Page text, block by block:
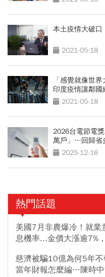
本土疫情大破口
2021-05-18
「感覺就像世
印度疫情讓鄰國
2021-05-18
2026台電節電
萬戶」…回歸省
2025-12-16
熱門話題
美國7月非農爆冷！就
息機率...金價大漲逾7%
慈濟被騙10億為何5年不
當年財報怎麼編…陳時